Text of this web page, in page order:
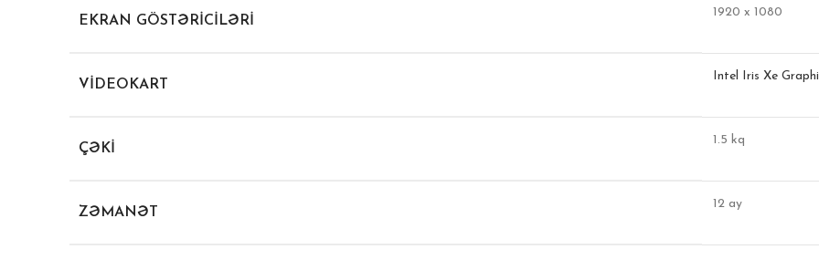
EKRAN GÖSTƏRICILƏRI
1920 x 1080
VIDEOKART
Intel Iris Xe
ÇƏKI
1.5 kq
ZƏMANƏT
12 ay